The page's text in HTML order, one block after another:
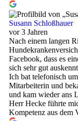
Susann Schloßhauer
vor 3 Jahren
Nach einem langen
Facebook, dass es
sich sehr gut
Ich bat telefonisch
Mitarbeiterin und
und kam wieder ans
Herr Hecke führte
Kompetenz aus dem